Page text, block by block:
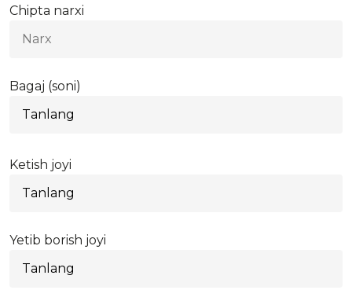
Chipta narxi
Bagaj (soni)
Ketish joyi
Yetib borish joyi